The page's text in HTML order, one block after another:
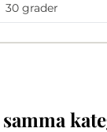
30 grader